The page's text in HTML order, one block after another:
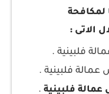
لمكافحة
الاتى :
فلبينية .
فلبينية .
فلبينية .